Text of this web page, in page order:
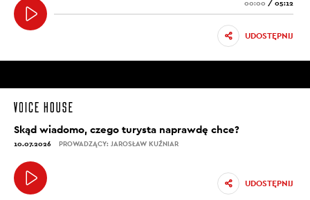
00:00 / 05:12
UDOSTĘPNIJ
Skąd wiadomo, czego turysta naprawdę chce?
10.07.2026 PROWADZĄCY: JAROSŁAW KUŹNIAR
UDOSTĘPNIJ